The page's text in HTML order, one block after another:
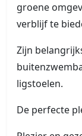
groene
verblijf te
Zijn
ligstoelen.
De perfecte